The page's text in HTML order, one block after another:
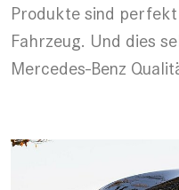
Produkte sind
Fahrzeug. Und dies
Mercedes-Benz